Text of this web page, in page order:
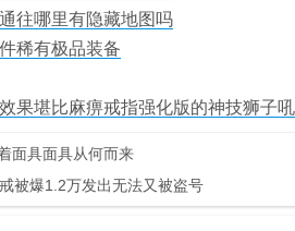
往哪里有隐藏地图吗
稀有极品装备
果堪比麻痹戒指强化版的神技狮子吼
面具面具从何而来
被爆1.2万发出无法又被盗号